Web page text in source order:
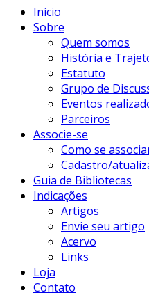
Início
Sobre
Quem somos
História e
Estatuto
Grupo de
Eventos
Parceiros
Associe-se
Como se
Cadastro/
Guia de Bibliotecas
Indicações
Artigos
Envie seu artigo
Acervo
Links
Loja
Contato